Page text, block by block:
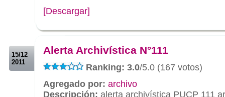
[Descargar]
15/12
2011
Alerta Archivística N°111
Ranking: 3.0/5.0 (167 votos)
Agregado por: archivo
Descripción: alerta archivística PUCP 111